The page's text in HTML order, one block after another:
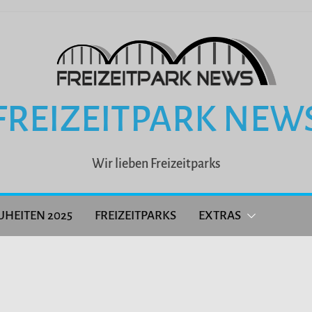
Wir lieben Freizeitparks
2025 FREIZEITPARKS EXTRAS